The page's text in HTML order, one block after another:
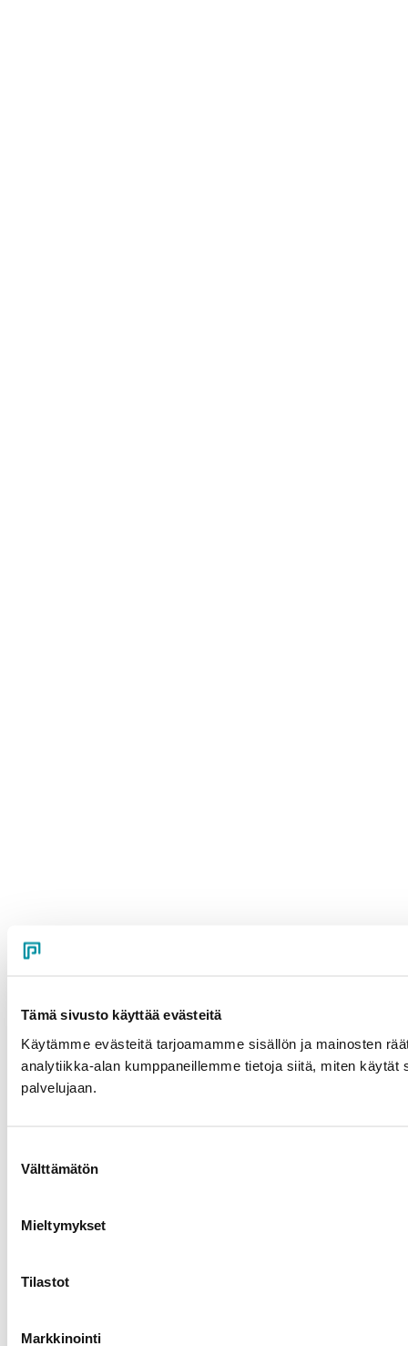
Tämä sivusto käyttää evästeitä
Käytämme evästeitä tarjoamamme sisällön ja mainosten
analytiikka-alan kumppaneillemme tietoja siitä, miten
palvelujaan.
valinta
Välttämätön
Mieltymykset
Tilastot
Markkinointi